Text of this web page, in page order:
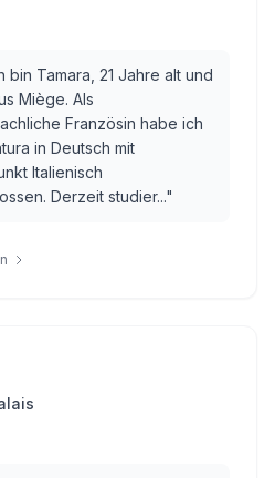
bin Tamara, 21 Jahre alt und
Miège. Als
Französin habe ich
in Deutsch mit
Italienisch
Derzeit studier..."